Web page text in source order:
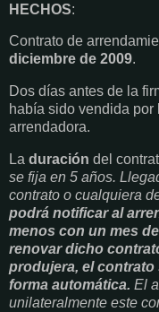
HECHOS:
Contrato de
diciembre de 2009.
Dos días antes de la
había sido vendida
arrendadora.
La duración del
se fija en 5 años.
contrato o cualquiera
podrá notificar al
menos con un mes
renovar dicho
produjera, el
forma automática. El
unilateralmente este